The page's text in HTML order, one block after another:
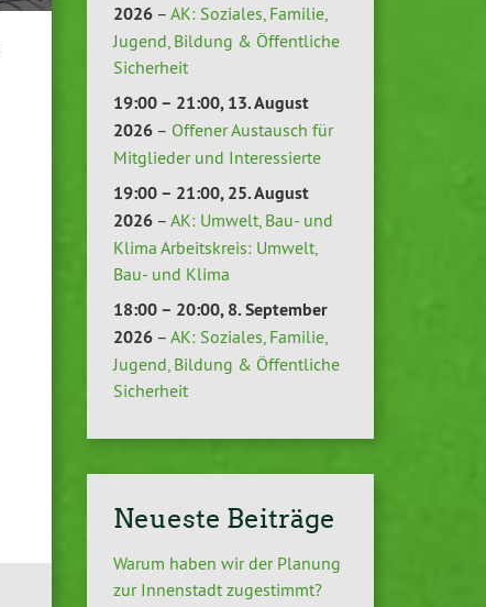
2026– AK: Soziales, Familie,
Jugend, Bildung & Öffentliche
Sicherheit
19:00 – 21:00,13. August
2026– Offener Austausch für
Mitglieder und Interessierte
19:00 – 21:00,25. August
2026– AK: Umwelt, Bau- und
Klima Arbeitskreis: Umwelt,
Bau- und Klima
18:00 – 20:00,8. September
2026– AK: Soziales, Familie,
Jugend, Bildung & Öffentliche
Sicherheit
Neueste Beiträge
Warum haben wir der Planung
zur Innenstadt zugestimmt?